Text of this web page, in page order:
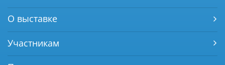
О выставке
Участникам